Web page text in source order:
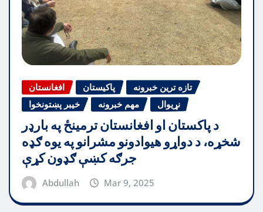
افغانستان پاکیستان
تازه ترین خبرونه
خیبر پښتونخوا
مهم خبرونه نړیوال
د پاکستان او افغانستان ترمینځ په بارډر
شخړه، د دواړو هیوادونو مشرانو په یوه ګډه
جرګه کښې ګډون کړې
Abdullah Mar 9, 2025